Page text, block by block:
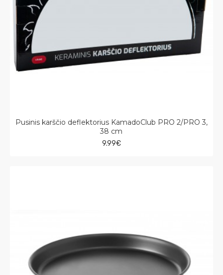
Pusinis karščio deflektorius KamadoClub PRO 2/PRO 3,
38 cm
9.99€